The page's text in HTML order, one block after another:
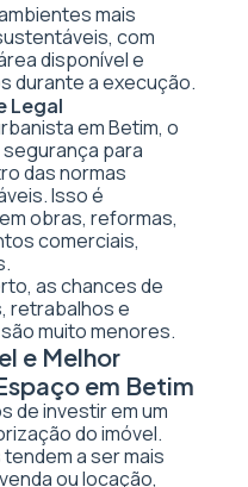
mais
com
disponível e
durante a execução.
Legal
em Betim, o
para
das normas
Isso é
obras, reformas,
comerciais,
as chances de
retrabalhos e
muito menores.
e Melhor
em Betim
de investir em um
do imóvel.
a ser mais
ou locação,